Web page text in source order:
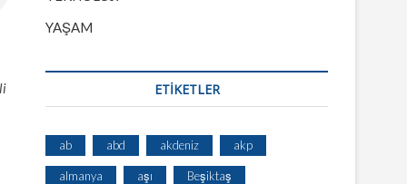
YAŞAM
ETİKETLER
ab abd akdeniz akp
almanya aşı Beşiktaş